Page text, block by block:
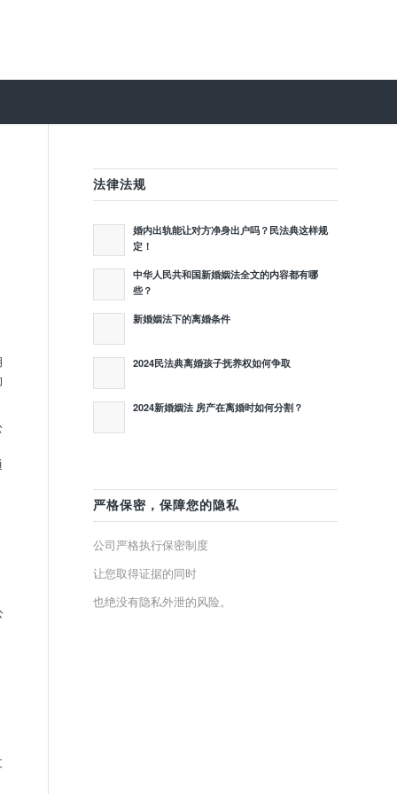
法律法规
婚内出轨能让对方净身出户吗？民法典这样规
定！
中华人民共和国新婚姻法全文的内容都有哪
些？
新婚姻法下的离婚条件
2024民法典离婚孩子抚养权如何争取
2024新婚姻法 房产在离婚时如何分割？
严格保密，保障您的隐私
公司严格执行保密制度
让您取得证据的同时
也绝没有隐私外泄的风险。